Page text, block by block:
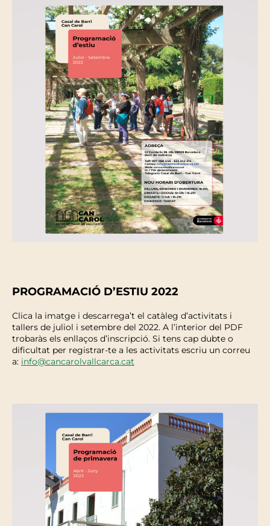
PROGRAMACIÓ D’ESTIU 2022
Clica la imatge i descarrega’t el catàleg d’activitats i
tallers de juliol i setembre del 2022. A l’interior del PDF
trobaràs els enllaços d’inscripció. Si tens cap dubte o
dificultat per registrar-te a les activitats escriu un correu
a: info@cancarolvallcarca.cat